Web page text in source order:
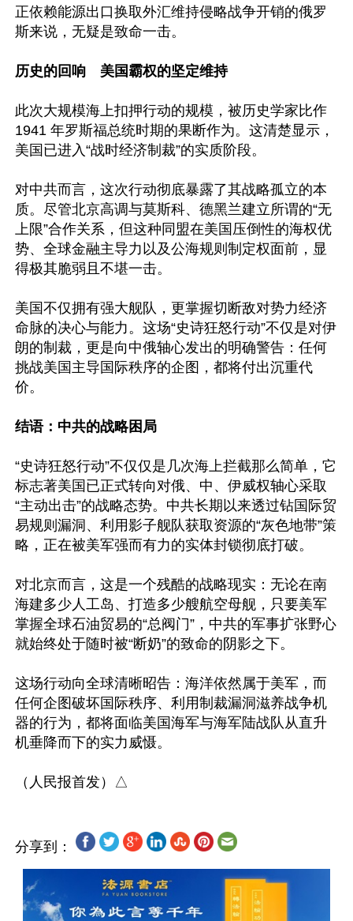
正依赖能源出口换取外汇维持侵略战争开销的俄罗
斯来说，无疑是致命一击。
历史的回响　美国霸权的坚定维持
此次大规模海上扣押行动的规模，被历史学家比作
1941 年罗斯福总统时期的果断作为。这清楚显示，
美国已进入“战时经济制裁”的实质阶段。
对中共而言，这次行动彻底暴露了其战略孤立的本
质。尽管北京高调与莫斯科、德黑兰建立所谓的“无
上限”合作关系，但这种同盟在美国压倒性的海权优
势、全球金融主导力以及公海规则制定权面前，显
得极其脆弱且不堪一击。
美国不仅拥有强大舰队，更掌握切断敌对势力经济
命脉的决心与能力。这场“史诗狂怒行动”不仅是对伊
朗的制裁，更是向中俄轴心发出的明确警告：任何
挑战美国主导国际秩序的企图，都将付出沉重代
价。
结语：中共的战略困局
“史诗狂怒行动”不仅仅是几次海上拦截那么简单，它
标志著美国已正式转向对俄、中、伊威权轴心采取
“主动出击”的战略态势。中共长期以来透过钻国际贸
易规则漏洞、利用影子舰队获取资源的“灰色地带”策
略，正在被美军强而有力的实体封锁彻底打破。
对北京而言，这是一个残酷的战略现实：无论在南
海建多少人工岛、打造多少艘航空母舰，只要美军
掌握全球石油贸易的“总阀门”，中共的军事扩张野心
就始终处于随时被“断奶”的致命的阴影之下。
这场行动向全球清晰昭告：海洋依然属于美军，而
任何企图破坏国际秩序、利用制裁漏洞滋养战争机
器的行为，都将面临美国海军与海军陆战队从直升
机垂降而下的实力威慑。
分享到：